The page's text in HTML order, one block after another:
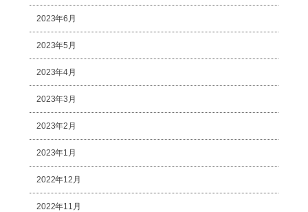
2023年6月
2023年5月
2023年4月
2023年3月
2023年2月
2023年1月
2022年12月
2022年11月